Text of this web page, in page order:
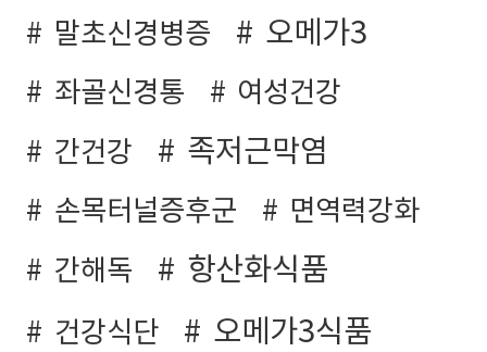
말초신경병증
오메가3
좌골신경통
여성건강
간건강
족저근막염
손목터널증후군
면역력강화
간해독
항산화식품
건강식단 오메가3식품